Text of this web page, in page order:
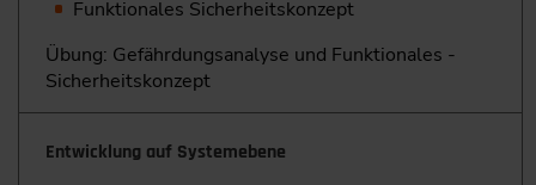
Funktionales Sicherheitskonzept
Übung: Gefährdungsanalyse und Funktionales ­
Sicherheitskonzept
Entwicklung auf Systemebene